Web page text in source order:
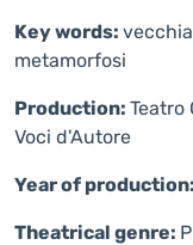
Key words:
metamorfosi
Production: Teatro
Voci d'Autore
Year of production:
Theatrical genre: